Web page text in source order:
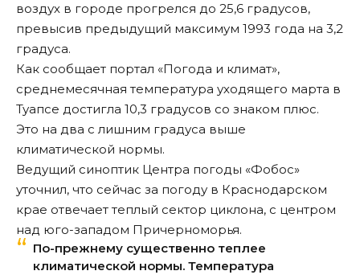
воздух в городе прогрелся до 25,6 градусов,
превысив предыдущий максимум 1993 года на 3,2
градуса.
Как сообщает портал «Погода и климат»,
среднемесячная температура уходящего марта в
Туапсе достигла 10,3 градусов со знаком плюс.
Это на два с лишним градуса выше
климатической нормы.
Ведущий синоптик Центра погоды «Фобос»
уточнил, что сейчас за погоду в Краснодарском
крае отвечает теплый сектор циклона, с центром
над юго-западом Причерноморья.
По-прежнему существенно теплее
климатической нормы. Температура